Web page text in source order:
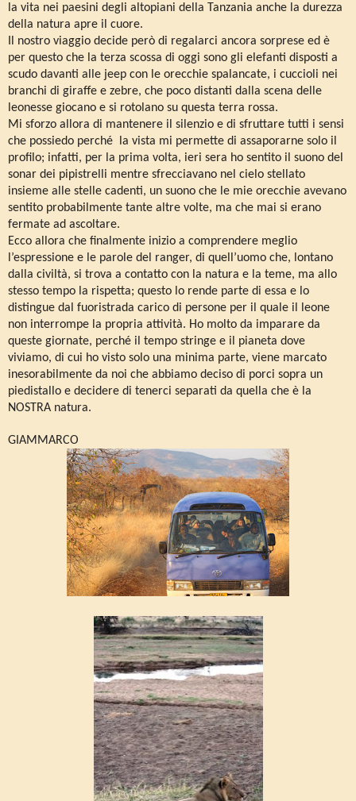
la vita nei paesini degli altopiani della Tanzania anche la durezza
della natura apre il cuore.
Il nostro viaggio decide però di regalarci ancora sorprese ed è
per questo che la terza scossa di oggi sono gli elefanti disposti a
scudo davanti alle jeep con le orecchie spalancate, i cuccioli nei
branchi di giraffe e zebre, che poco distanti dalla scena delle
leonesse giocano e si rotolano su questa terra rossa.
Mi sforzo allora di mantenere il silenzio e di sfruttare tutti i sensi
che possiedo perché
la vista mi permette di assaporarne solo il
profilo; infatti, per la prima volta, ieri sera ho sentito il suono del
sonar dei pipistrelli mentre sfrecciavano nel cielo stellato
insieme alle stelle cadenti, un suono che le mie orecchie avevano
sentito probabilmente tante altre volte, ma che mai si erano
fermate ad ascoltare.
Ecco allora che finalmente inizio a comprendere meglio
l’espressione e le parole del ranger, di quell’uomo che, lontano
dalla civiltà, si trova a contatto con la natura e la teme, ma allo
stesso tempo la rispetta; questo lo rende parte di essa e lo
distingue dal fuoristrada carico di persone per il quale il leone
non interrompe la propria attività. Ho molto da imparare da
queste giornate, perché il tempo stringe e il pianeta dove
viviamo, di cui ho visto solo una minima parte, viene marcato
inesorabilmente da noi che abbiamo deciso di porci sopra un
piedistallo e decidere di tenerci separati da quella che è la
NOSTRA natura.
GIAMMARCO